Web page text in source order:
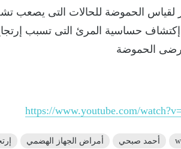
لقياس الحموضة للحالات التى يصعب
حساسية المرئ التى تسبب
https://www.youtube.com/
أحمد صبحي أمراض الجهاز الهضمي